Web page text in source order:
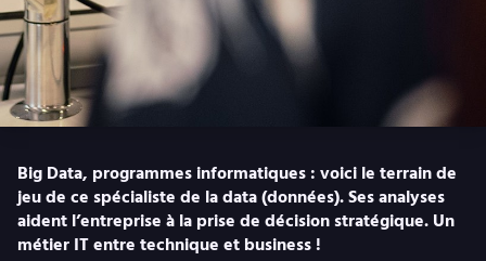
Big Data, programmes informatiques : voici le terrain de
jeu de ce spécialiste de la data (données). Ses analyses
aident l’entreprise à la prise de décision stratégique. Un
métier IT entre technique et business !